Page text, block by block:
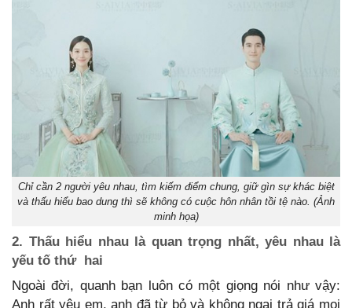
Chỉ cần 2 người yêu nhau, tìm kiếm điểm chung, giữ gìn sự khác biệt
và thấu hiểu bao dung thì sẽ không có cuộc hôn nhân tồi tệ nào. (Ảnh
minh họa)
2. Thấu hiểu nhau là quan trọng nhất, yêu nhau là
yếu tố thứ hai
Ngoài đời, quanh bạn luôn có một giọng nói như vậy:
Anh rất yêu em, anh đã từ bỏ và không ngại trả giá mọi